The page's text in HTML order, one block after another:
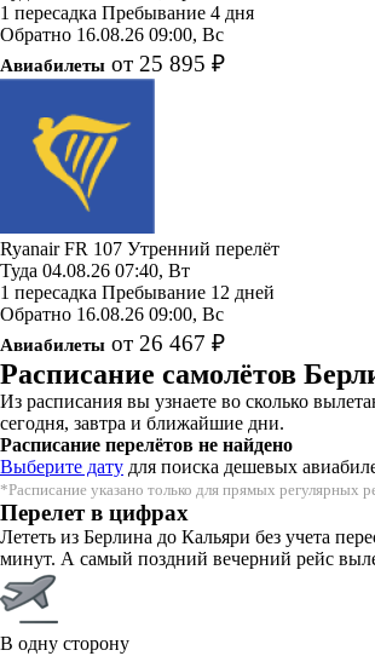
1 пересадка Пребывание 4 дня
Обратно 16.08.26 09:00, Вс
Авиабилеты от 25 895 ₽
RyanairFR 107 Утренний перелёт
Туда 04.08.26 07:40, Вт
1 пересадка Пребывание 12 дней
Обратно 16.08.26 09:00, Вс
Авиабилеты от 26 467 ₽
Расписание самолётов
Из расписания вы узнаете во сколько
сегодня, завтра и ближайшие дни.
Расписание перелётов не найдено
Выберите дату для поиска дешевых
*Расписание указано только для прямых регулярных
Перелет в цифрах
Лететь из Берлина до Кальяри без учета
минут. А самый поздний вечерний рейс
В одну сторону